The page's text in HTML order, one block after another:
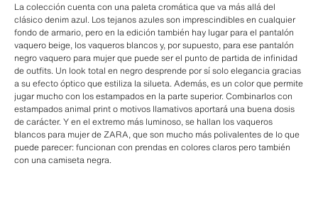
La colección cuenta con una paleta cromática que va más allá del
clásico denim azul. Los tejanos azules son imprescindibles en cualquier
fondo de armario, pero en la edición también hay lugar para el pantalón
vaquero beige, los vaqueros blancos y, por supuesto, para ese pantalón
negro vaquero para mujer que puede ser el punto de partida de infinidad
de outfits. Un look total en negro desprende por sí solo elegancia gracias
a su efecto óptico que estiliza la silueta. Además, es un color que permite
jugar mucho con los estampados en la parte superior. Combinarlos con
estampados animal print o motivos llamativos aportará una buena dosis
de carácter. Y en el extremo más luminoso, se hallan los vaqueros
blancos para mujer de ZARA, que son mucho más polivalentes de lo que
puede parecer: funcionan con prendas en colores claros pero también
con una camiseta negra.